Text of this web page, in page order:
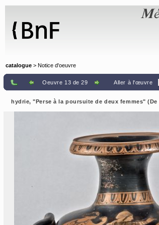
catalogue > Notice d'oeuvre
Oeuvre 13 de 29 Aller à l'œuvre
hydrie, "Perse à la poursuite de deux femmes" (De